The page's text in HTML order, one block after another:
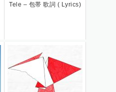
Tele – 包帯 歌詞 ( Lyrics)